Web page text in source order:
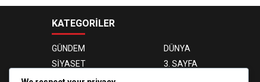
KATEGORİLER
GÜNDEM
DÜNYA
SİYASET
3. SAYFA
EKONOMİ